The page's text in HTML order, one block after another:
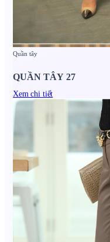
Quần tây
QUẦN TÂY 27
Xem chi tiết